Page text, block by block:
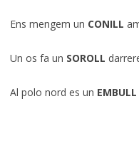
Ens mengem un CONILL
Un os fa un SOROLL
Al polo nord es un EMBULL